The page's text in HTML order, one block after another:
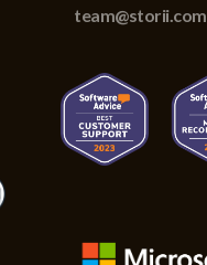
team@storii.com